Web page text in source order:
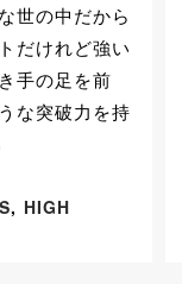
世の中だから
だけれど強い
手の足を前
な突破力を持
, HIGH